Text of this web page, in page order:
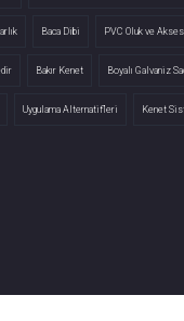
Baca Dibi PVC Oluk ve
Bakır Kenet Boyalı Galvaniz
Uygulama Alternatifleri Kenet